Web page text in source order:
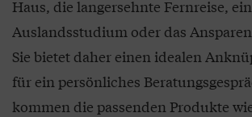
Haus, die langersehnte Fernreise, ein
Auslandsstudium oder das
Sie bietet daher einen idealen
für ein persönliches
kommen die passenden Produkte